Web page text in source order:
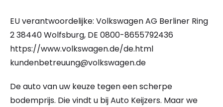
EU verantwoordelijke: Volkswagen AG Berliner Ring
2 38440 Wolfsburg, DE 0800-8655792436
https://www.volkswagen.de/de.html
kundenbetreuung@volkswagen.de
De auto van uw keuze tegen een scherpe
bodemprijs. Die vindt u bij Auto Keijzers. Maar we